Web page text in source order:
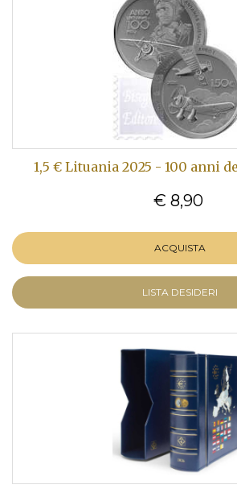
1,5 € Lituania 2025 - 100 anni
€ 8,90
ACQUISTA
LISTA DESIDERI